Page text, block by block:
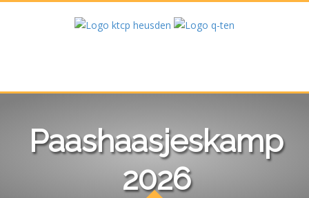
Paashaasjeskamp
2026